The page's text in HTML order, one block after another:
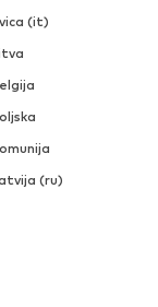
(it)
(ru)